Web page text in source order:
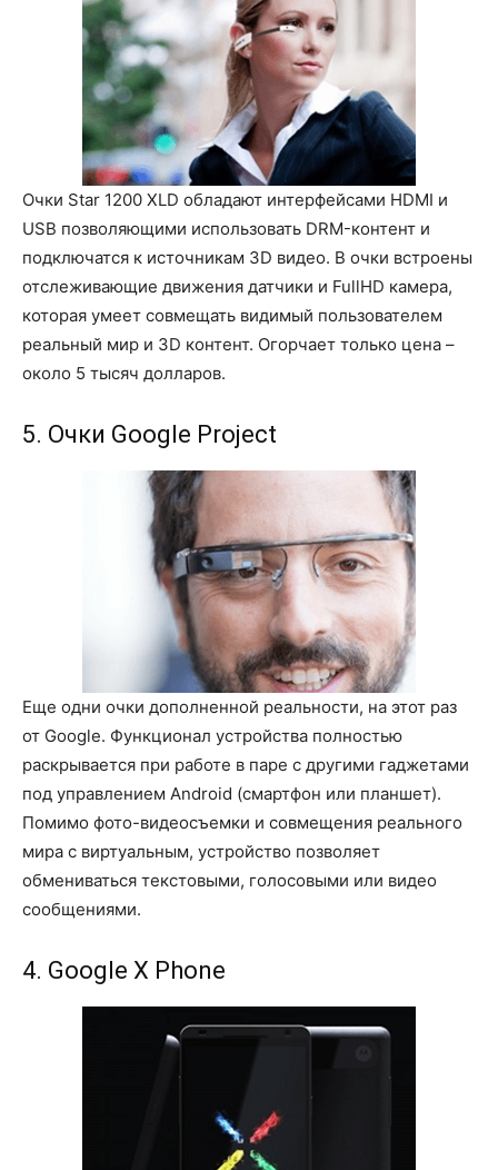
Очки Star 1200 XLD обладают интерфейсами HDMI и
USB позволяющими использовать DRM-контент и
подключатся к источникам 3D видео. В очки встроены
отслеживающие движения датчики и FullHD камера,
которая умеет совмещать видимый пользователем
реальный мир и 3D контент. Огорчает только цена –
около 5 тысяч долларов.
5. Очки Google Project
Еще одни очки дополненной реальности, на этот раз
от Google. Функционал устройства полностью
раскрывается при работе в паре с другими гаджетами
под управлением Android (смартфон или планшет).
Помимо фото-видеосъемки и совмещения реального
мира с виртуальным, устройство позволяет
обмениваться текстовыми, голосовыми или видео
сообщениями.
4. Google X Phone